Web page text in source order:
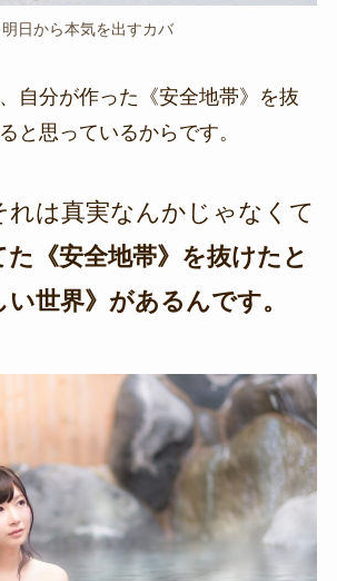
明日から本気を出すカバ
自分が作った《安全地帯》を抜
と思っているからです。
れは真実なんかじゃなくて
た《安全地帯》を抜けたと
世界》があるんです。